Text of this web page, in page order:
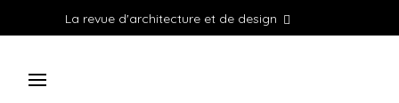
La revue d'architecture et de design